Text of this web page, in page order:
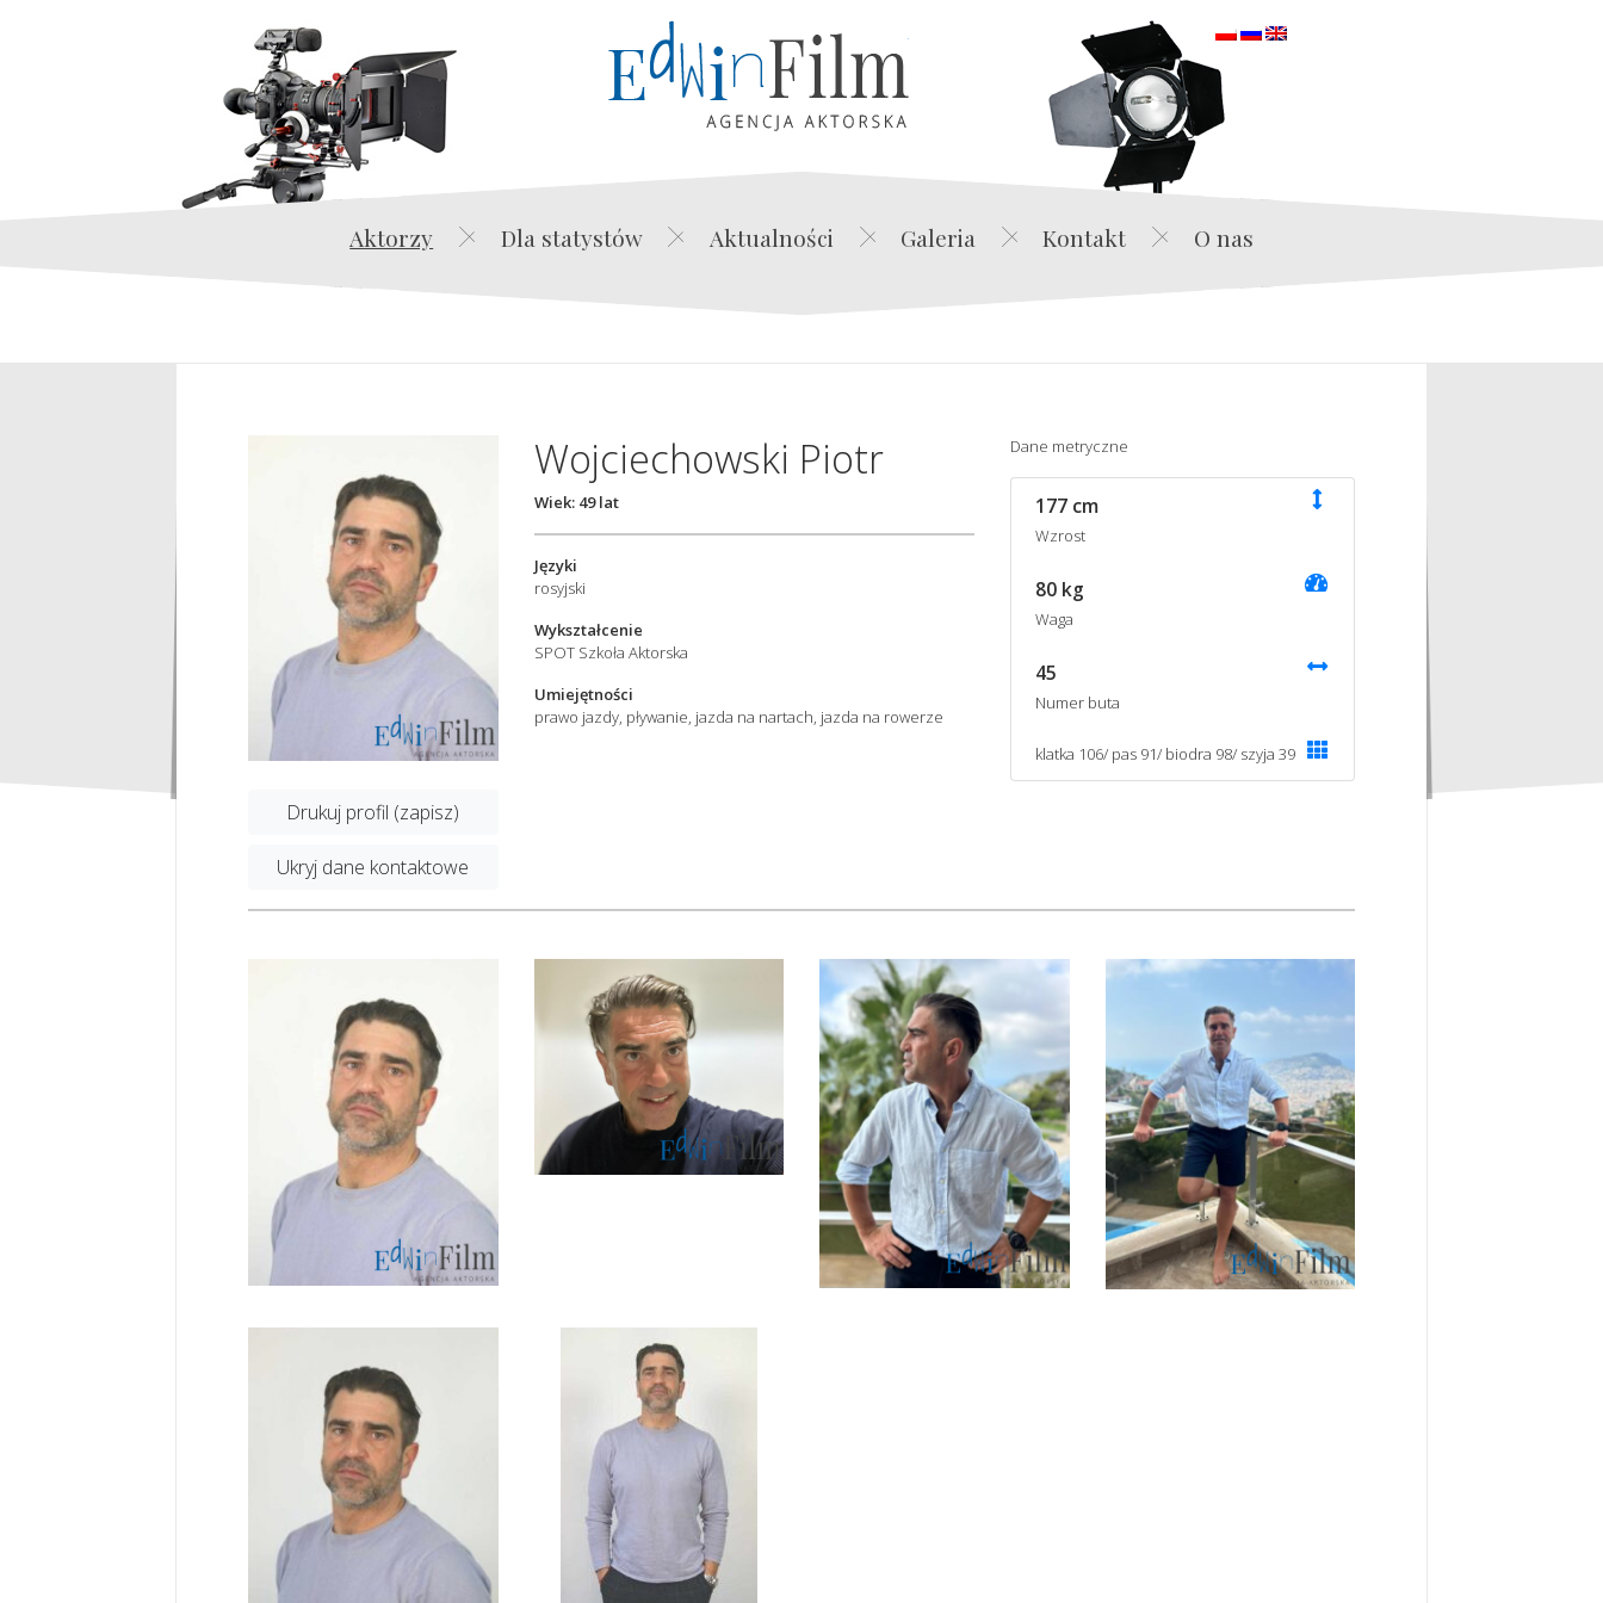
Edwin Film Agencja Aktorska
Aktorzy Dla statystów Aktualności Galeria Kontakt O nas
Drukuj profil (zapisz)
Ukryj dane kontaktowe
Wojciechowski Piotr
Wiek: 49 lat
Języki
rosyjski
Wykształcenie
SPOT Szkoła Aktorska
Umiejętności
prawo jazdy, pływanie, jazda na nartach, jazda na rowerze
Dane metryczne
177 cm
Wzrost
80 kg
Waga
45
Numer buta
klatka 106/ pas 91/ biodra 98/ szyja 39